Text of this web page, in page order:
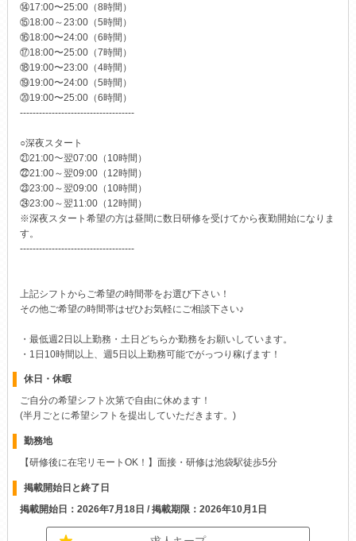
⑭17:00〜25:00（8時間）
⑮18:00～23:00（5時間）
⑯18:00〜24:00（6時間）
⑰18:00〜25:00（7時間）
⑱19:00〜23:00（4時間）
⑲19:00〜24:00（5時間）
⑳19:00〜25:00（6時間）
------------------------------------
○深夜スタート
㉑21:00～翌07:00（10時間）
㉒21:00～翌09:00（12時間）
㉓23:00～翌09:00（10時間）
㉔23:00～翌11:00（12時間）
※深夜スタート希望の方は昼間に数日研修を受けてから夜勤開始になりま
す。
------------------------------------
上記シフトからご希望の時間帯をお選び下さい！
その他ご希望の時間帯はぜひお気軽にご相談下さい♪
・最低週2日以上勤務・土日どちらか勤務をお願いしています。
・1日10時間以上、週5日以上勤務可能でがっつり稼げます！
休日・休暇
ご自分の希望シフト次第で自由に休めます！
(半月ごとに希望シフトを提出していただきます。)
勤務地
【研修後に在宅リモートOK！】面接・研修は池袋駅徒歩5分
掲載開始日と終了日
掲載開始日：2026年7月18日 / 掲載期限：2026年10月1日